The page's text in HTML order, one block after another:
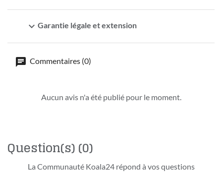
expand_more Garantie légale et extension
Commentaires (0)
Aucun avis n'a été publié pour le moment.
Question(s)(0)
La Communauté Koala24 répond à vos questions